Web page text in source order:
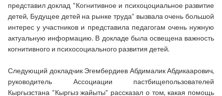
представил доклад “Когнитивное и психоцоциальное развитие
детей, Будущее детей на рынке труда” вызвала очень большой
интерес у участников и представила педагогам очень нужную
актуальную информацию. В докладе была освещена важность
когнитивного и психосоциального развития детей.
Следующий докладчик Эгембердиев Абдималик Абдикаарович,
руководитель Ассоциации пастбищепользователей
Кыргызстана “Кыргыз жайыты” рассказал о том, какая помощь